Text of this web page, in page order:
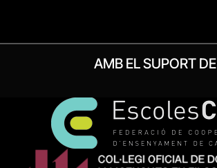
AMB EL SUPORT DE